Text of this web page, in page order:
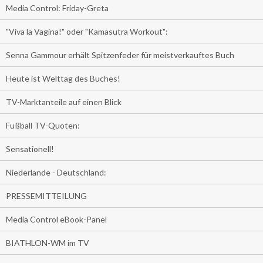
Media Control: Friday-Greta
"Viva la Vagina!" oder "Kamasutra Workout":
Senna Gammour erhält Spitzenfeder für meistverkauftes Buch
Heute ist Welttag des Buches!
TV-Marktanteile auf einen Blick
Fußball TV-Quoten:
Sensationell!
Niederlande - Deutschland:
PRESSEMITTEILUNG
Media Control eBook-Panel
BIATHLON-WM im TV